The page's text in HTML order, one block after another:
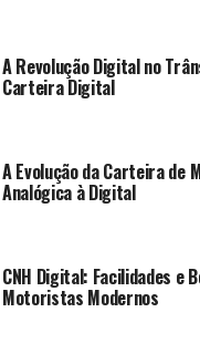
A Revolução Digital no
Carteira Digital
A Evolução da Carteira de
Analógica à Digital
CNH Digital: Facilidades e
Motoristas Modernos